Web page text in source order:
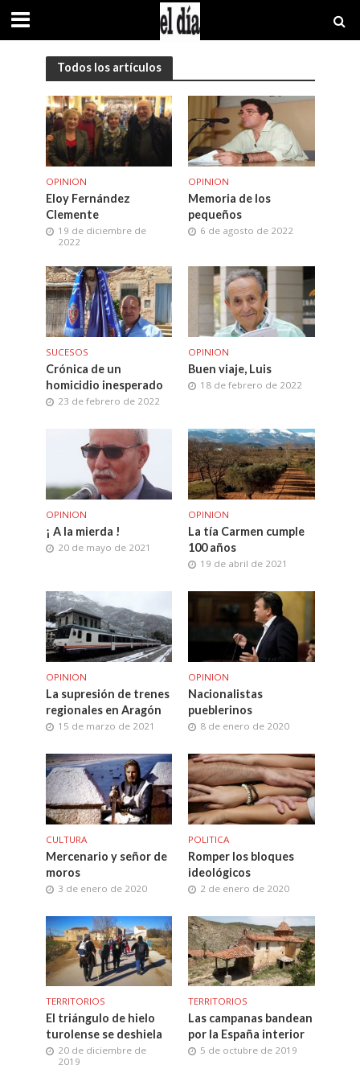
Todos los artículos
OPINION
Eloy Fernández
Clemente
19 de diciembre de
2022
OPINION
Memoria de los
pequeños
6 de agosto de 2022
SUCESOS
Crónica de un
homicidio inesperado
23 de febrero de 2022
OPINION
Buen viaje, Luis
18 de febrero de 2022
OPINION
¡ A la mierda !
20 de mayo de 2021
OPINION
La tía Carmen cumple
100 años
19 de abril de 2021
OPINION
La supresión de trenes
regionales en Aragón
15 de marzo de 2021
OPINION
Nacionalistas
pueblerinos
8 de enero de 2020
CULTURA
Mercenario y señor de
moros
3 de enero de 2020
POLITICA
Romper los bloques
ideológicos
2 de enero de 2020
TERRITORIOS
El triángulo de hielo
turolense se deshiela
20 de diciembre de
2019
TERRITORIOS
Las campanas bandean
por la España interior
5 de octubre de 2019